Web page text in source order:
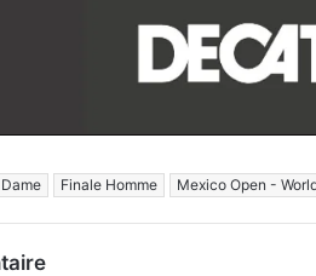
Finale Homme Mexico Open -